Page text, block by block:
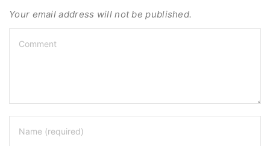
Your email address will not be published.